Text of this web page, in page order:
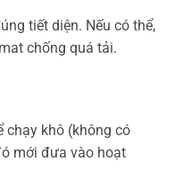
tiết diện. Nếu có thể,
chống quá tải.
chạy khô (không có
mới đưa vào hoạt